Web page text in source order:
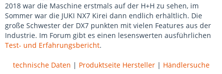
2018 war die Maschine erstmals auf der H+H zu sehen, im
Sommer war die JUKI NX7 Kirei dann endlich erhältlich. Die
große Schwester der DX7 punkten mit vielen Features aus der
Industrie. Im Forum gibt es einen lesenswerten ausführlichen
Test- und Erfahrungsbericht.
technische Daten | Produktseite Hersteller| Händlersuche